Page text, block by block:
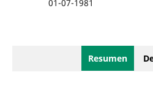
01-07-1981
Resumen